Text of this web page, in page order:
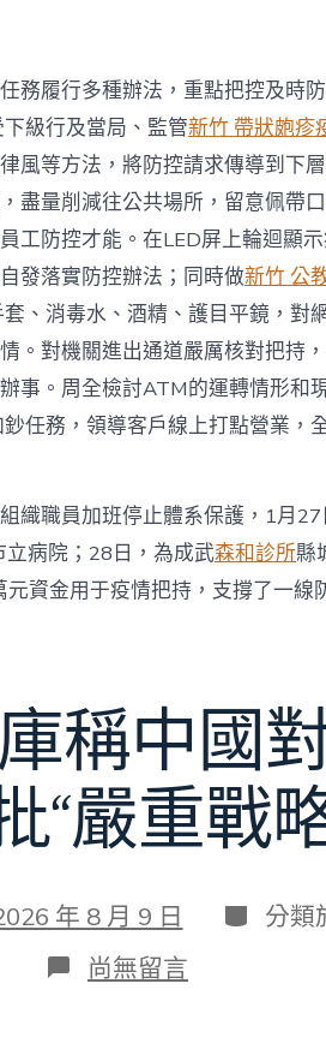
務履行多種辦法，重點把控及時
級行及當局、監管新竹 帶狀皰疹
風等方法，將防控請求傳導到下
盡量削減往公共場所，留意佩帶
工防控才能。在LED屏上輪迴顯
發落實防控辦法；同時做新竹 公
套、消毒水、酒精、護目平鏡，對
。對機關進出通道嚴厲核對把持
事。周全檢討ATM的運轉情形和
任務，領導客戶線上打點營業，
織職員加班停止體系保護，1月
病院；28日，為成武森和診所縣
資金用于疫情把持，支撐了一線
稱中國
“嚴重戰
年 8 月 9 日 分
類
分類
在
〈澳
尚無留言